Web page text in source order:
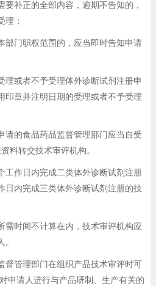
补正的全部内容，逾期不告知的，
理；
门职权范围的，应当即时告知申请
或者不予受理体外诊断试剂注册申
印章并注明日期的受理或者不予受理
的食品药品监督管理部门应当自受
料转交技术审评机构。
作日内完成二类体外诊断试剂注册
日内完成三类体外诊断试剂注册的技
时间不计算在内，技术审评机构应
管理部门在组织产品技术审评时可
申请人进行与产品研制、生产有关的